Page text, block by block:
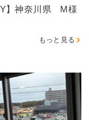
】神奈川県 M様
もっと見る